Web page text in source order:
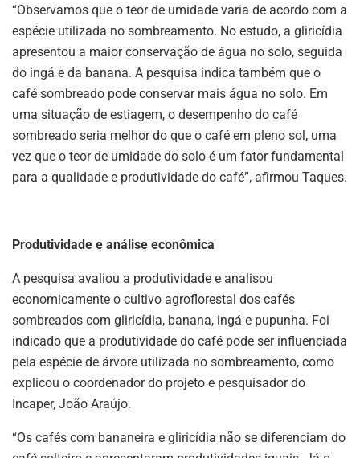
“Observamos que o teor de umidade varia de acordo com a
espécie utilizada no sombreamento. No estudo, a gliricídia
apresentou a maior conservação de água no solo, seguida
do ingá e da banana. A pesquisa indica também que o
café sombreado pode conservar mais água no solo. Em
uma situação de estiagem, o desempenho do café
sombreado seria melhor do que o café em pleno sol, uma
vez que o teor de umidade do solo é um fator fundamental
para a qualidade e produtividade do café”, afirmou Taques.
Produtividade e análise econômica
A pesquisa avaliou a produtividade e analisou
economicamente o cultivo agroflorestal dos cafés
sombreados com gliricídia, banana, ingá e pupunha. Foi
indicado que a produtividade do café pode ser influenciada
pela espécie de árvore utilizada no sombreamento, como
explicou o coordenador do projeto e pesquisador do
Incaper, João Araújo.
“Os cafés com bananeira e gliricídia não se diferenciam do